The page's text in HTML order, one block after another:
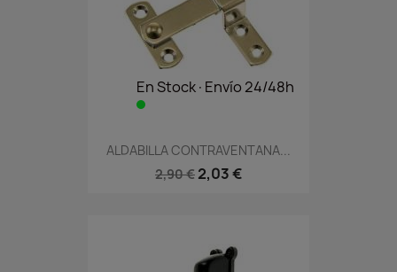
En Stock·Envío 24/48h
ALDABILLA CONTRAVENTANA...
2,90 € 2,03 €